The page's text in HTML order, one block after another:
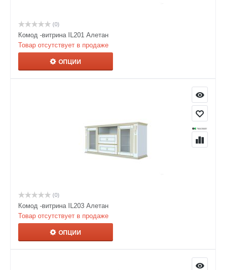
(0)
Комод -витрина IL201 Алетан
Товар отсутствует в продаже
ОПЦИИ
(0)
Комод -витрина IL203 Алетан
Товар отсутствует в продаже
ОПЦИИ